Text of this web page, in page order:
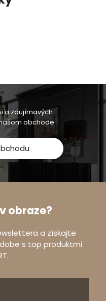
a zaujímavých
obchode
obraze?
a získajte
s top produktmi